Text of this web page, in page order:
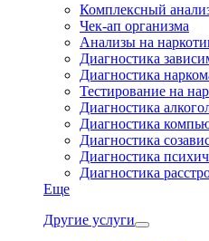
Комплексный
Чек-ап организма
Анализы на
Диагностика
Диагностика
Тестирование на
Диагностика
Диагностика
Диагностика
Диагностика
Диагностика
Еще
Другие услуги